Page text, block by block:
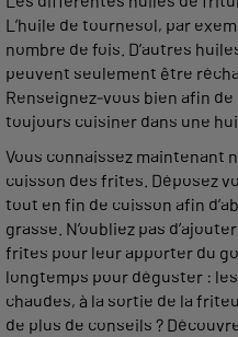
L’huile de tournesol, par
nombre de fois. D’autres
peuvent seulement être
Renseignez-vous bien afin
toujours cuisiner dans une
Vous connaissez maintenant
cuisson des frites. Déposez
tout en fin de cuisson afin
grasse. N’oubliez pas
frites pour leur apporter du
longtemps pour déguster :
chaudes, à la sortie de la
de plus de conseils ?